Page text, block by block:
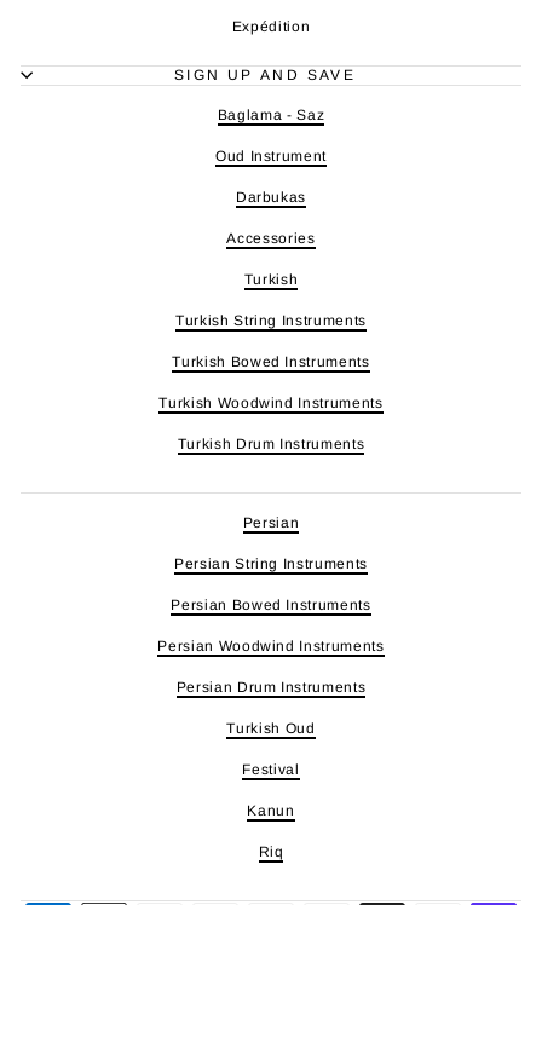
Expédition
SIGN UP AND SAVE
Baglama - Saz
Oud Instrument
Darbukas
Accessories
Turkish
Turkish String Instruments
Turkish Bowed Instruments
Turkish Woodwind Instruments
Turkish Drum Instruments
Persian
Persian String Instruments
Persian Bowed Instruments
Persian Woodwind Instruments
Persian Drum Instruments
Turkish Oud
Festival
Kanun
Riq